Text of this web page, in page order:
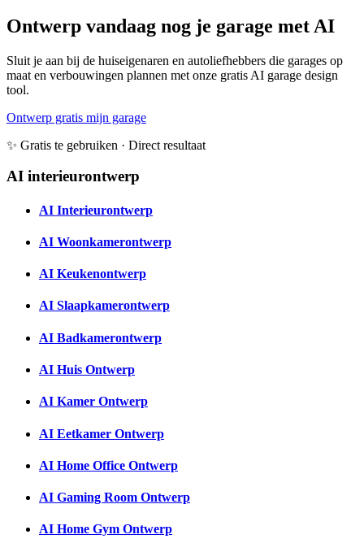
Ontwerp vandaag nog je garage met AI
Sluit je aan bij de huiseigenaren en autoliefhebbers die garages op
maat en verbouwingen plannen met onze gratis AI garage design
tool.
Ontwerp gratis mijn garage
✨ Gratis te gebruiken · Direct resultaat
AI interieurontwerp
AI Interieurontwerp
AI Woonkamerontwerp
AI Keukenontwerp
AI Slaapkamerontwerp
AI Badkamerontwerp
AI Huis Ontwerp
AI Kamer Ontwerp
AI Eetkamer Ontwerp
AI Home Office Ontwerp
AI Gaming Room Ontwerp
AI Home Gym Ontwerp